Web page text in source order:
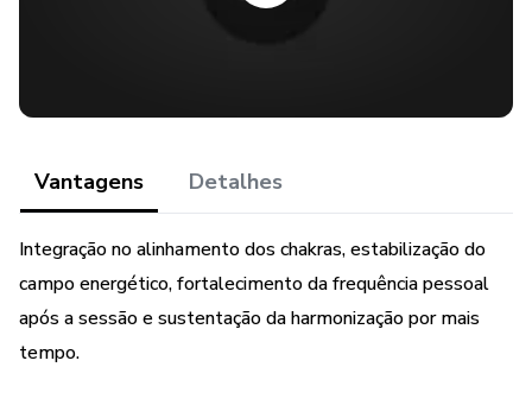
centro.
✨ Tratamento energético personalizado
💗 Gráfico Yoshua (Bônus) – integração e ancoragem
📆 Atuação energética por 21 dias
Vantagens Detalhes
Integração no alinhamento dos chakras, estabilização do
campo energético, fortalecimento da frequência pessoal
após a sessão e sustentação da harmonização por mais
tempo.